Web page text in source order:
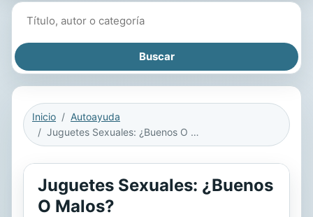
Inicio
Autoayuda
Juguetes Sexuales: ¿Buenos O Malos?
Juguetes Sexuales: ¿Buenos
O Malos?